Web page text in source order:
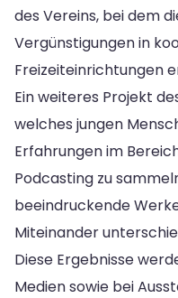
des Vereins, bei dem
Vergünstigungen in
Freizeiteinrichtungen
Ein weiteres Projekt
welches jungen
Erfahrungen im
Podcasting zu
beeindruckende
Miteinander
Diese Ergebnisse
Medien sowie bei